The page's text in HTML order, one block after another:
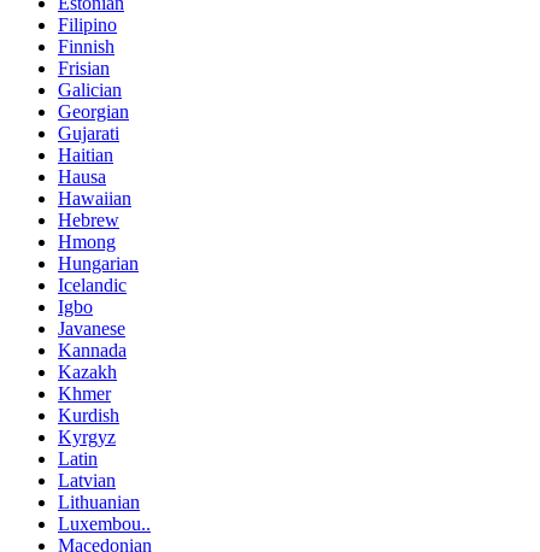
Filipino
Finnish
Frisian
Galician
Georgian
Gujarati
Haitian
Hausa
Hawaiian
Hebrew
Hmong
Hungarian
Icelandic
Igbo
Javanese
Kannada
Kazakh
Khmer
Kurdish
Kyrgyz
Latin
Latvian
Lithuanian
Luxembou..
Macedonian